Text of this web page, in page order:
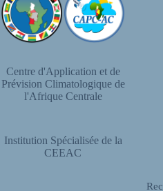
Centre d'Application et de
Prévision Climatologique de
l'Afrique Centrale
Institution Spécialisée de la
CEEAC